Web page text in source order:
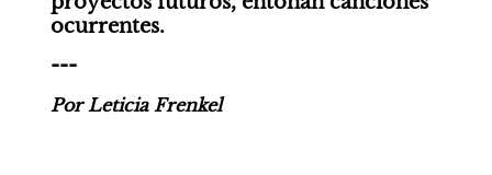
ocurrentes.
---
Por Leticia Frenkel